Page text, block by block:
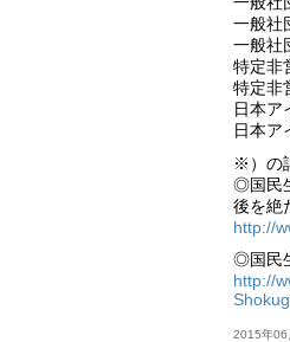
一般社
一般社
特定非
特定非
日本ア
日本ア
※）の
◎国民
後を絶
http://
◎国民
http://
2015年06